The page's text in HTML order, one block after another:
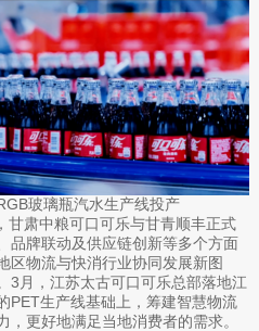
玻璃瓶汽水生产线投产
甘肃中粮可口可乐与甘青顺丰正式
品牌联动及供应链创新等多个方面
区物流与快消行业协同发展新图
3月，江苏太古可口可乐总部落地江
PET生产线基础上，筹建智慧物流
更好地满足当地消费者的需求。